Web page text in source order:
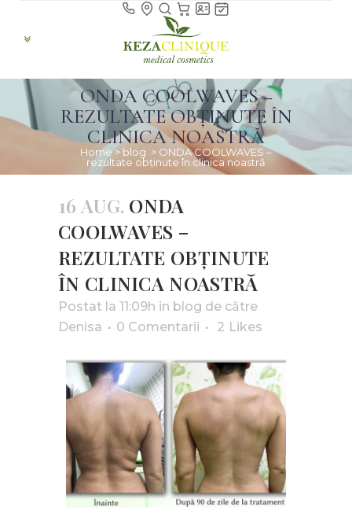
ONDA COOLWAVES –
REZULTATE OBȚINUTE ÎN
CLINICA NOASTRĂ
Home> blog > ONDA COOLWAVES –
rezultate obținute în clinica noastră
16 AUG. ONDA
COOLWAVES –
REZULTATE OBȚINUTE
ÎN CLINICA NOASTRĂ
Postat la 11:09h in blog de către
Denisa
0 Comentarii 2 Likes